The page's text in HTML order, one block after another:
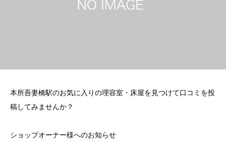
本所吾妻橋駅のお気に入りの理容室・床屋を見つけて口コミを投
稿してみませんか？
ショップオーナー様へのお知らせ